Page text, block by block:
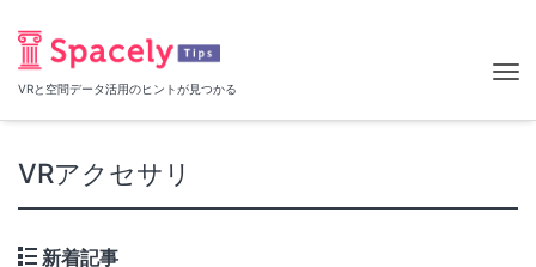
VRと空間データ活用のヒントが見つかる
VRアクセサリ
新着記事